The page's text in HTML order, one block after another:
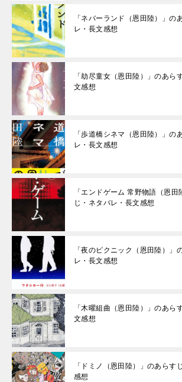
「ネバーランド（恩田陸）」の
レ・長文感想
「劫尽童女（恩田陸）」のあら
文感想
「歩道橋シネマ（恩田陸）」の
レ・長文感想
「エンドゲーム 常野物語（恩田
じ・ネタバレ・長文感想
「夜のピクニック（恩田陸）」
レ・長文感想
「木曜組曲（恩田陸）」のあら
文感想
「ドミノ（恩田陸）」のあらす
感想